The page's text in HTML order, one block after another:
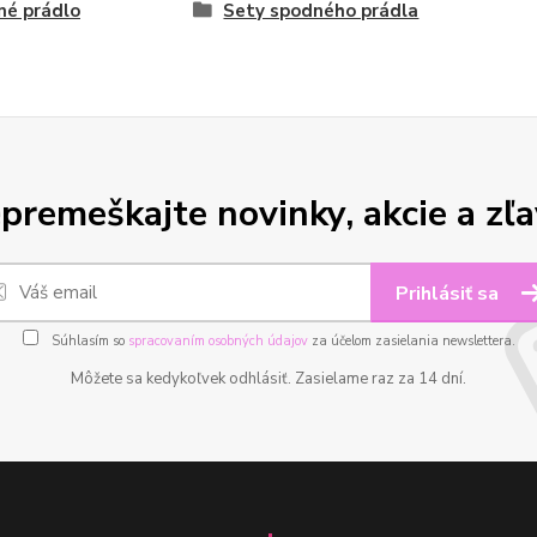
prádlo Sety spodného prádla
novinky, akcie a
Prihlásiť sa
Súhlasím so spracovaním osobných údajovza účelom zasielania newslettera.
Môžete sa kedykoľvek odhlásiť. Zasielame raz za 14 dní.